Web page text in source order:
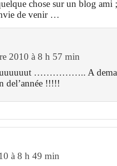
chose sur un blog ami
de venir …
2010 à 8 h 57 min
…………….. A
del’année !!!!!
à 8 h 49 min